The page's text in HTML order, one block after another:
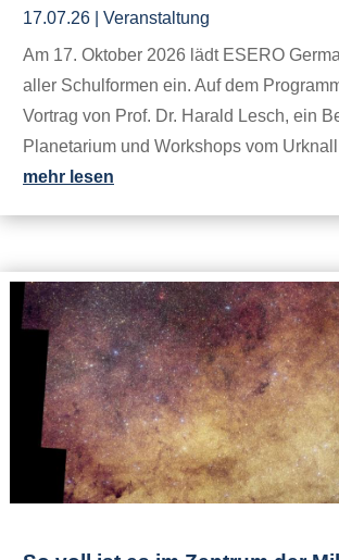
17.07.26
Veranstaltung
Am 17. Oktober 2026 lädt ESERO
aller Schulformen ein. Auf dem
Vortrag von Prof. Dr. Harald Lesch, ein
Planetarium und Workshops vom
mehr lesen